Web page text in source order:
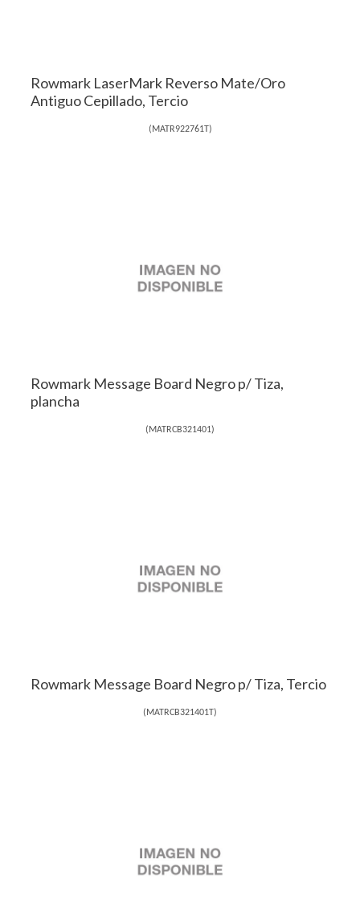
Rowmark LaserMark Reverso Mate/Oro
Antiguo Cepillado, Tercio
( MATR922761T)
Rowmark Message Board Negro p/ Tiza,
plancha
( MATRCB321401)
Rowmark Message Board Negro p/ Tiza, Tercio
( MATRCB321401T)